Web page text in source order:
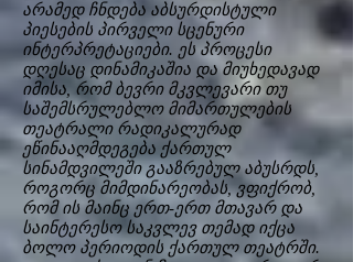
არამედ ჩნდება აბსურდისტული
პიესების პირველი სცენური
ინტერპრეტაციები. ეს პროცესი
დღესაც დინამიკაშია და მიუხედავად
იმისა, რომ ბევრი მკვლევარი თუ
საშემსრულებლო მიმართულების
თეატრალი რადიკალურად
ეწინააღმდეგება ქართულ
სინამდვილეში გააზრებულ აბუსრდს,
როგორც მიმდინარეობას, ვფიქრობ,
რომ ის მაინც ერთ-ერთ მთავარ და
საინტერესო საკვლევ თემად იქცა
ბოლო პერიოდის ქართულ თეატრში.